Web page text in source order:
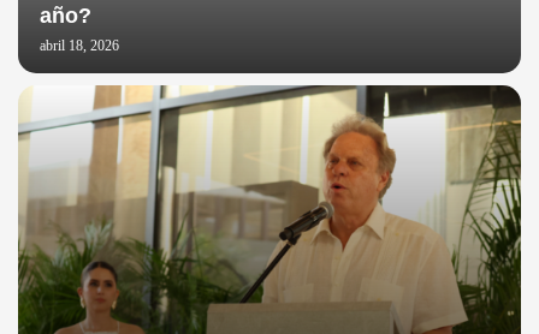
año?
abril 18, 2026